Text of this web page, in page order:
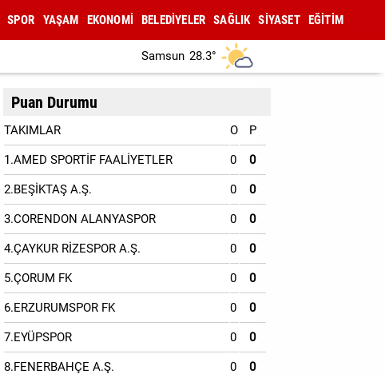
SPOR YAŞAM EKONOMİ BELEDİYELER SAĞLIK SİYASET EĞİTİM
Samsun 28.3°
Puan Durumu
TAKIMLAR O P
1.AMED SPORTİF FAALİYETLER 0 0
2.BEŞİKTAŞ A.Ş. 0 0
3.CORENDON ALANYASPOR 0 0
4.ÇAYKUR RİZESPOR A.Ş. 0 0
5.ÇORUM FK 0 0
6.ERZURUMSPOR FK 0 0
7.EYÜPSPOR 0 0
8.FENERBAHÇE A.Ş. 0 0